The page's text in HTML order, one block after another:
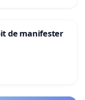
de manifester